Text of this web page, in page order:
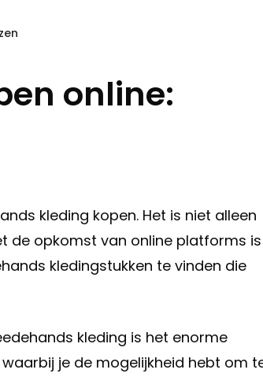
online:
kleding kopen. Het is niet alleen
de opkomst van online platforms is
kledingstukken te vinden die
kleding is het enorme
je de mogelijkheid hebt om